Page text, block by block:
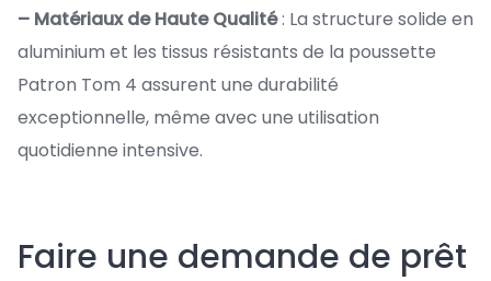
– Matériaux de Haute Qualité: La structure solide en
aluminium et les tissus résistants de la poussette
Patron Tom 4 assurent une durabilité
exceptionnelle, même avec une utilisation
quotidienne intensive.
Faire une demande de prêt